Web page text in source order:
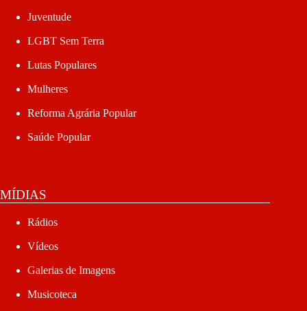
Juventude
LGBT Sem Terra
Lutas Populares
Mulheres
Reforma Agrária Popular
Saúde Popular
MÍDIAS
Rádios
Vídeos
Galerias de Imagens
Musicoteca